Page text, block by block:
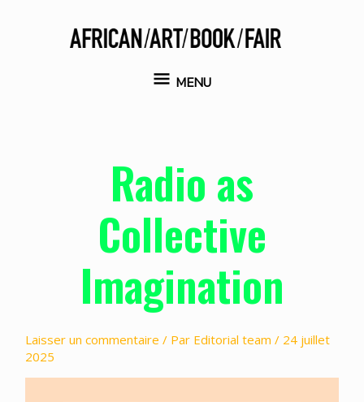
MENU
MENU
Radio as
Collective
Imagination
Laisser un commentaire / Par Editorial team / 24 juillet
2025